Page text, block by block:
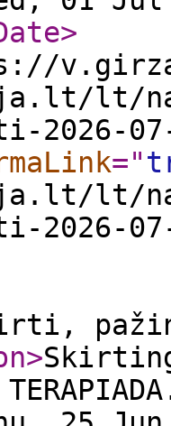
>
lt/
2026-
="
lt/
2026-
>